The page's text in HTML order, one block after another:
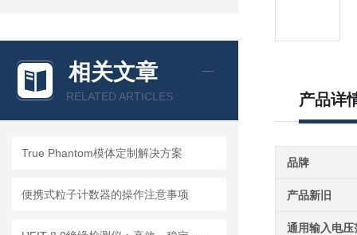
相关文章
RELATED ARTICLES
True Phantom模体定制解决方案
便携式粒子计数器的操作注意事项
产品详
品牌
产品新旧
通用输入电压